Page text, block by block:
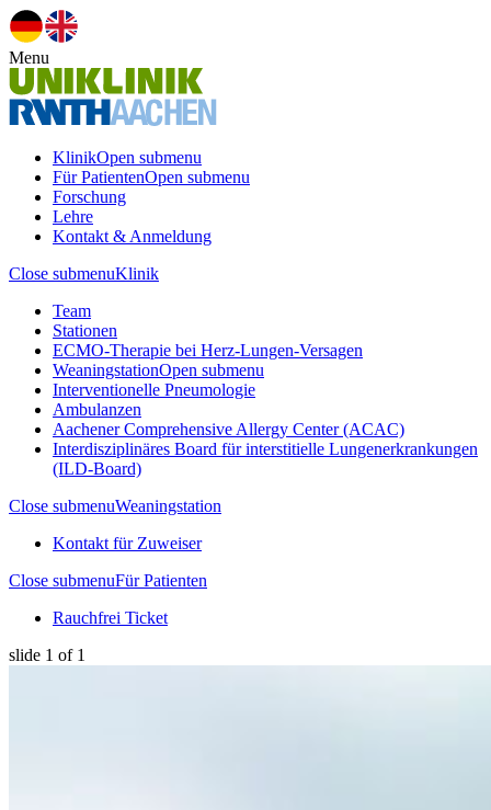
Menu
KlinikOpen submenu
Für PatientenOpen submenu
Forschung
Lehre
Kontakt & Anmeldung
Close submenuKlinik
Team
Stationen
ECMO-Therapie bei Herz-Lungen-Versagen
WeaningstationOpen submenu
Interventionelle Pneumologie
Ambulanzen
Aachener Comprehensive Allergy Center (ACAC)
Interdisziplinäres Board für interstitielle Lungenerkrankungen
(ILD-Board)
Close submenuWeaningstation
Kontakt für Zuweiser
Close submenuFür Patienten
Rauchfrei Ticket
Skip navigation
slide 1 of 1